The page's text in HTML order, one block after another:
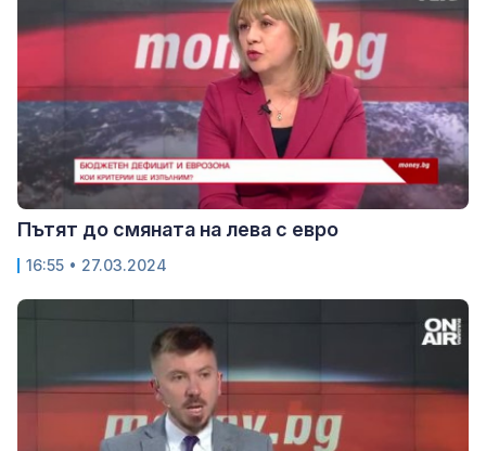
Пътят до смяната на лева с евро
16:55 • 27.03.2024